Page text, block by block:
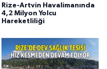
Rize-Artvin Havalimanında
4,2 Milyon Yolcu
Hareketliliği